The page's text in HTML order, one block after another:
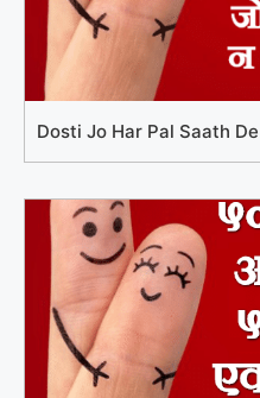
Dosti Jo Har Pal Saath De